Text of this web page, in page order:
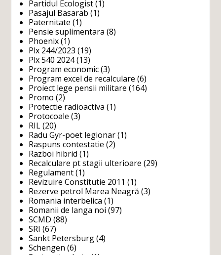
Partidul Ecologist (1)
Pasajul Basarab (1)
Paternitate (1)
Pensie suplimentara (8)
Phoenix (1)
Plx 244/2023 (19)
Plx 540 2024(13)
Program economic (3)
Program excel de recalculare (6)
Proiect lege pensii militare (164)
Promo (2)
Protectie radioactiva (1)
Protocoale (3)
RIL (20)
Radu Gyr-poet legionar (1)
Raspuns contestatie (2)
Razboi hibrid (1)
Recalculare pt stagii ulterioare (29)
Regulament (1)
Revizuire Constitutie 2011 (1)
Rezerve petrol Marea Neagră (3)
Romania interbelica (1)
Romanii de langa noi (97)
SCMD (88)
SRI (67)
Sankt Petersburg (4)
Schengen (6)